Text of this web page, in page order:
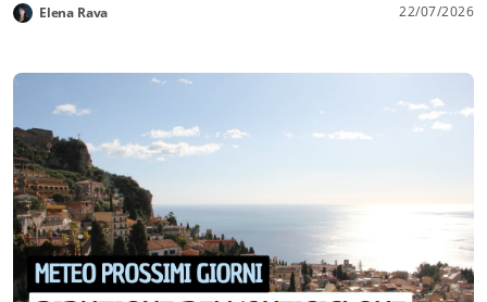
Elena Rava 22/07/2026